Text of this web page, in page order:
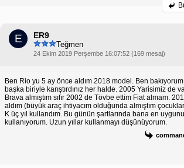
E ER9
Teğmen
24 Ekim 2019 Perşembe 16:07:52 (169 mesaj)
Ben Rio yu 5 ay önce aldım 2018 model. Ben
başka biriyle karıştırdınız her halde. 2005 Yarisimiz de
Brava almıştım sıfır 2002 de Tövbe ettim Fiat almam.
aldım (büyük araç ihtiyacım olduğunda almıştım
K üç yıl kullandım. Bu günün şartlarında bana en
kullanıyorum. Uzun yıllar kullanmayı düşünüyorum.